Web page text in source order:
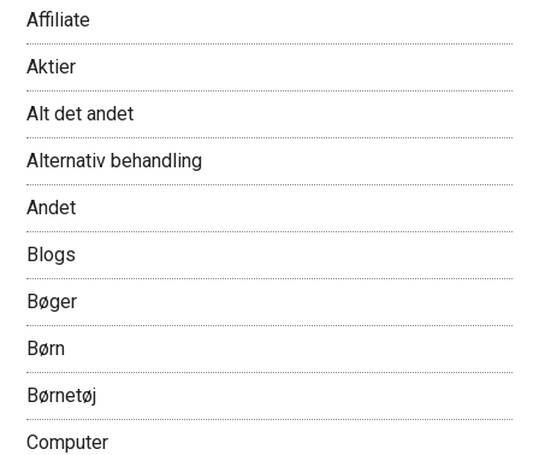
Affiliate
Aktier
Alt det andet
Alternativ behandling
Andet
Blogs
Bøger
Børn
Børnetøj
Computer